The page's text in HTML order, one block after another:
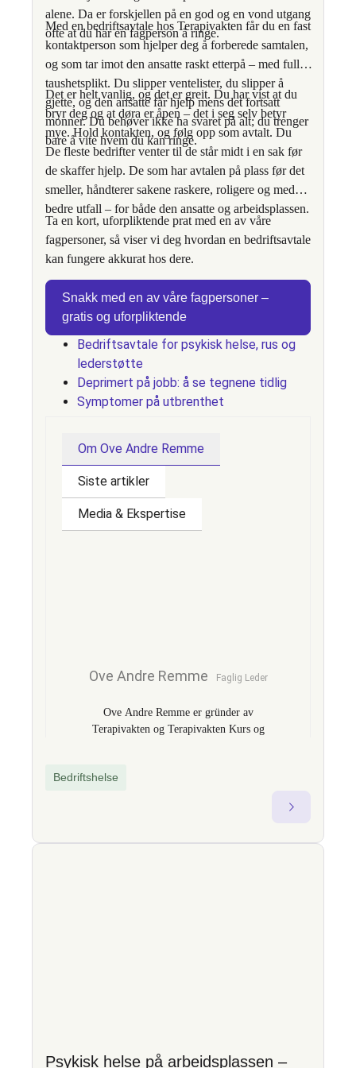
alene. Da er forskjellen på en god og en vond utgang
ofte at du har en fagperson å ringe.
Med en bedriftsavtale hos Terapivakten får du en fast
kontaktperson som hjelper deg å forberede samtalen,
og som tar imot den ansatte raskt etterpå – med full
taushetsplikt. Du slipper ventelister, du slipper å
gjette, og den ansatte får hjelp mens det fortsatt
monner. Du behøver ikke ha svaret på alt; du trenger
bare å vite hvem du kan ringe.
Det er helt vanlig, og det er greit. Du har vist at du
bryr deg og at døra er åpen – det i seg selv betyr
mye. Hold kontakten, og følg opp som avtalt. Du
trenger ingen innrømmelse for å være til støtte.
Å vise omtanke gjør sjelden vondt verre – det å ikke
si noe er den større risikoen. Og er du usikker, kan
du få råd fra en fagperson før du tar samtalen.
De fleste bedrifter venter til de står midt i en sak før
de skaffer hjelp. De som har avtalen på plass før det
smeller, håndterer sakene raskere, roligere og med
bedre utfall – for både den ansatte og arbeidsplassen.
Ta en kort, uforpliktende prat med en av våre
fagpersoner, så viser vi deg hvordan en bedriftsavtale
kan fungere akkurat hos dere.
Snakk med en av våre fagpersoner –
gratis og uforpliktende
Bedriftsavtale for psykisk helse, rus og
lederstøtte
Deprimert på jobb: å se tegnene tidlig
Symptomer på utbrenthet
Om Ove Andre Remme
Siste artikler
Media & Ekspertise
Ove Andre Remme Faglig Leder
Ove Andre Remme er gründer av
Terapivakten og Terapivakten Kurs og
avhengighetsterapi. Med over 18 års
teori og praktisk endringsarbeid. Som
Bedriftshelse
Psykisk helse på arbeidsplassen –